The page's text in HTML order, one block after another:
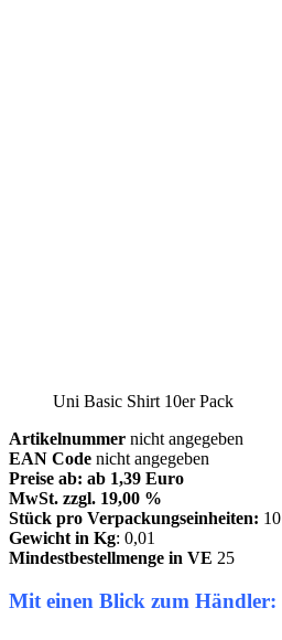
Uni Basic Shirt 10er Pack
Artikelnummer nicht angegeben
EAN Code nicht angegeben
Preise ab: ab 1,39 Euro
MwSt. zzgl. 19,00 %
Stück pro Verpackungseinheiten: 10
Gewicht in Kg: 0,01
Mindestbestellmenge in VE 25
Mit einen Blick zum Händler: